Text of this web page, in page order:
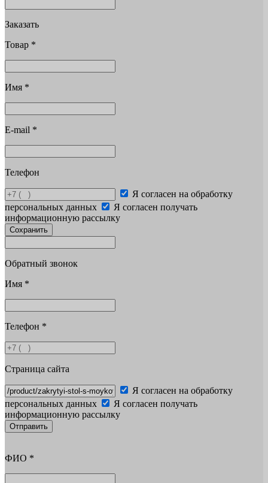
Заказать
Товар *
Имя *
E-mail *
Телефон
Я согласен на обработку
персональных данных
Я согласен получать
информационную рассылку
Сохранить
Обратный звонок
Имя *
Телефон *
Страница сайта
Я согласен на обработку
персональных данных
Я согласен получать
информационную рассылку
Отправить
ФИО *